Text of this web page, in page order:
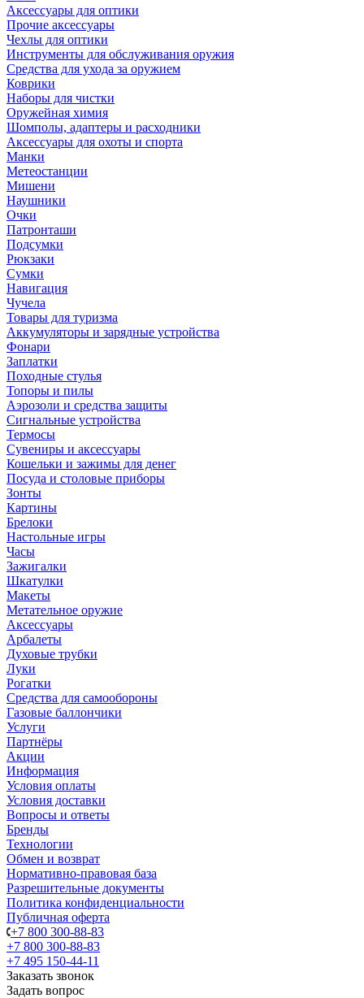
Аксессуары для оптики
Прочие аксессуары
Чехлы для оптики
Инструменты для обслуживания оружия
Средства для ухода за оружием
Коврики
Наборы для чистки
Оружейная химия
Шомполы, адаптеры и расходники
Аксессуары для охоты и спорта
Манки
Метеостанции
Мишени
Наушники
Очки
Патронташи
Подсумки
Рюкзаки
Сумки
Навигация
Чучела
Товары для туризма
Аккумуляторы и зарядные устройства
Фонари
Заплатки
Походные стулья
Топоры и пилы
Аэрозоли и средства защиты
Сигнальные устройства
Термосы
Сувениры и аксессуары
Кошельки и зажимы для денег
Посуда и столовые приборы
Зонты
Картины
Брелоки
Настольные игры
Часы
Зажигалки
Шкатулки
Макеты
Метательное оружие
Аксессуары
Арбалеты
Духовые трубки
Луки
Рогатки
Средства для самообороны
Газовые баллончики
Услуги
Партнёры
Акции
Информация
Условия оплаты
Условия доставки
Вопросы и ответы
Бренды
Технологии
Обмен и возврат
Нормативно-правовая база
Разрешительные документы
Политика конфиденциальности
Публичная оферта
+7 800 300-88-83
+7 800 300-88-83
+7 495 150-44-11
Заказать звонок
Задать вопрос